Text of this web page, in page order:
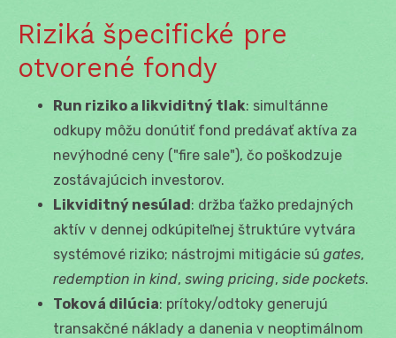
Riziká špecifické pre
otvorené fondy
Run riziko a likviditný tlak: simultánne
odkupy môžu donútiť fond predávať aktíva za
nevýhodné ceny ("fire sale"), čo poškodzuje
zostávajúcich investorov.
Likviditný nesúlad: držba ťažko predajných
aktív v dennej odkúpiteľnej štruktúre vytvára
systémové riziko; nástrojmi mitigácie sú gates,
redemption in kind, swing pricing, side pockets.
Toková dilúcia: prítoky/odtoky generujú
transakčné náklady a danenia v neoptimálnom